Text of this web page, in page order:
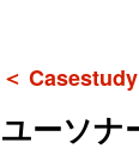
＜
ユーソナ